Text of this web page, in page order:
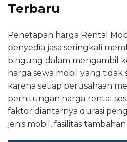
Terbaru
Penetapan harga Rental
penyedia jasa seringkali
bingung dalam mengambil
harga sewa mobil yang tidak
karena setiap perusahaan
perhitungan harga rental
faktor diantarnya durasi
jenis mobil, fasilitas